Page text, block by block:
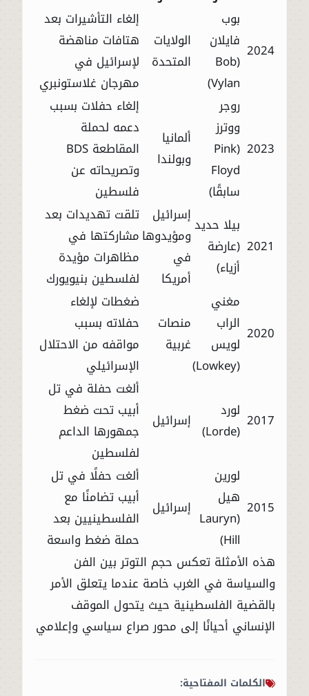
2024
بوب
فايلان
(Bob
Vylan)
الولايات
المتحدة
إلغاء التأشيرات بعد
هتافات مناهضة
لإسرائيل في
مهرجان غلاستونبري
2023
روجر
ووترز
(Pink
Floyd
سابقًا)
ألمانيا
وبولندا
إلغاء حفلات بسبب
دعمه لحملة
المقاطعة BDS
وتصريحاته عن
فلسطين
2021
بيلا حديد
(عارضة
أزياء)
إسرائيل
ومؤيدوها
في
أمريكا
تلقت تهديدات بعد
مشاركتها في
مظاهرات مؤيدة
لفلسطين بنيويورك
2020
مغني
الراب
لويس
(Lowkey)
منصات
غربية
ضغطات لإلغاء
حفلاته بسبب
مواقفه من الاحتلال
الإسرائيلي
2017 لورد
(Lorde)
إسرائيل
ألغت حفلة في تل
أبيب تحت ضغط
جمهورها الداعم
لفلسطين
2015
لورين
هيل
(Lauryn
Hill)
إسرائيل
ألغت حفلًا في تل
أبيب تضامنًا مع
الفلسطينيين بعد
حملة ضغط واسعة
هذه الأمثلة تعكس حجم التوتر بين الفن
والسياسة في الغرب خاصة عندما يتعلق الأمر
بالقضية الفلسطينية حيث يتحول الموقف
الإنساني أحيانًا إلى محور صراع سياسي وإعلامي
الكلمات المفتاحية: